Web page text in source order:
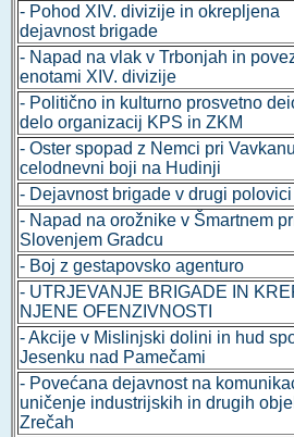
- Pohod XIV. divizije in okrepljena
dejavnost brigade
- Napad na vlak v Trbonjah in
enotami XIV. divizije
- Politično in kulturno prosvetno
delo organizacij KPS in ZKM
- Oster spopad z Nemci pri
celodnevni boji na Hudinji
- Dejavnost brigade v drugi polovici
- Napad na orožnike v Šmartnem
Slovenjem Gradcu
- Boj z gestapovsko agenturo
- UTRJEVANJE BRIGADE IN
NJENE OFENZIVNOSTI
- Akcije v Mislinjski dolini in hud
Jesenku nad Pamečami
- Povećana dejavnost na
uničenje industrijskih in drugih
Zrečah